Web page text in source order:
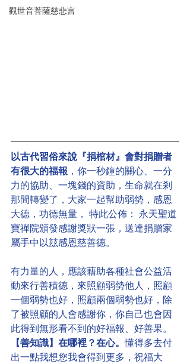
觀世音菩薩慈悲言
以古代習俗來說『捐棺材』會對捐贈者
有很大的福報 ，你一秒鐘的關心、一分
力的協助、一塊錢的資助，生命就在剎
那間轉變了，大家一起幫助弱勢，感恩
大德，功德無量， 特此公佈： 永天聖道
寶禪院頒發感謝獎狀一張，送達捐贈家
屬手中以玆感恩慈善德。
有力量的人，應該藉助各種社會公益活
動來行善積德，來照顧弱勢他人，照顧
一個弱勢也好，照顧兩個弱勢也好，除
了被照顧的人會感謝你，你自己也會因
此得到無形看不到的好福報、好善果。
【善知識】在哪裡？在心。懂得多去付
出一點我想您我會得到更多，祝福大